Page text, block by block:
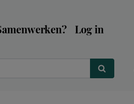
Log in